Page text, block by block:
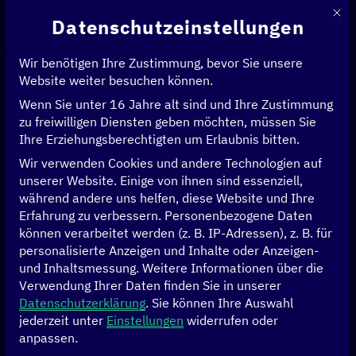
Siemens
Mit
Datenschutzeinstellungen
Wir benötigen Ihre Zustimmung, bevor Sie unsere
Website weiter besuchen können.
Wenn Sie unter 16 Jahre alt sind und Ihre Zustimmung
zu freiwilligen Diensten geben möchten, müssen Sie
Ihre Erziehungsberechtigten um Erlaubnis bitten.
Wir verwenden Cookies und andere Technologien auf
unserer Website. Einige von ihnen sind essenziell,
während andere uns helfen, diese Website und Ihre
Erfahrung zu verbessern. Personenbezogene Daten
können verarbeitet werden (z. B. IP-Adressen), z. B. für
personalisierte Anzeigen und Inhalte oder Anzeigen-
und Inhaltsmessung. Weitere Informationen über die
Verwendung Ihrer Daten finden Sie in unserer
Datenschutzerklärung. Sie können Ihre Auswahl
jederzeit unter Einstellungen widerrufen oder
anpassen.